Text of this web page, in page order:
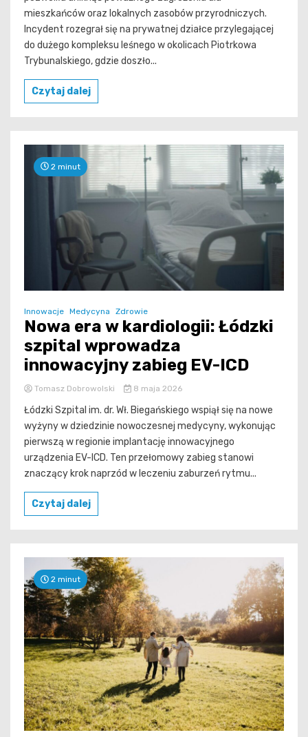
mieszkańców oraz lokalnych zasobów przyrodniczych.
Incydent rozegrał się na prywatnej działce przylegającej
do dużego kompleksu leśnego w okolicach Piotrkowa
Trybunalskiego, gdzie doszło...
Czytaj dalej
2 minut
Innowacje Medycyna Zdrowie
Nowa era w kardiologii: Łódzki
szpital wprowadza
innowacyjny zabieg EV-ICD
Tomasz Dobrowolski 8 maja 2026
Łódzki Szpital im. dr. Wł. Biegańskiego wspiął się na nowe
wyżyny w dziedzinie nowoczesnej medycyny, wykonując
pierwszą w regionie implantację innowacyjnego
urządzenia EV-ICD. Ten przełomowy zabieg stanowi
znaczący krok naprzód w leczeniu zaburzeń rytmu...
Czytaj dalej
2 minut